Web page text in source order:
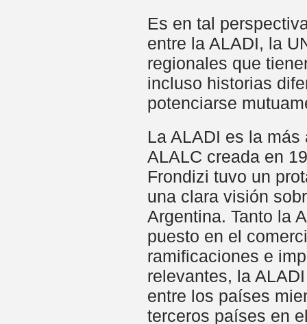
Es en tal
entre la ALADI, la
regionales que
incluso historias
potenciarse
La ALADI es la
ALALC creada en
Frondizi tuvo un
una clara visión
Argentina. Tanto la
puesto en el
ramificaciones e
relevantes, la
entre los países
terceros países en